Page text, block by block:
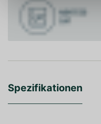
Spezifikationen